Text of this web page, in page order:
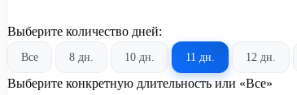
Выберите количество дней:
Все 8 дн. 10 дн. 11 дн. 12 дн.
Выберите конкретную длительность или «Все»